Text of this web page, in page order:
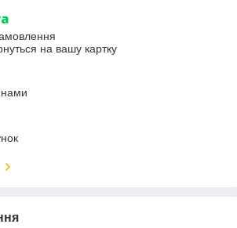
на вашу картку